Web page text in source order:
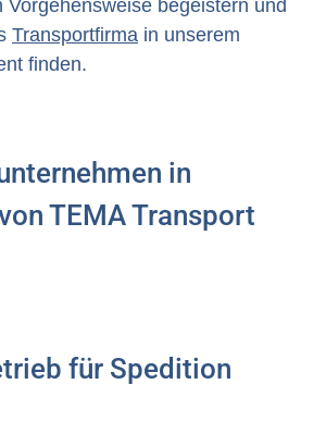
Vorgehensweise begeistern und
Transportfirma in unserem
finden.
in
TEMA Transport
für Spedition